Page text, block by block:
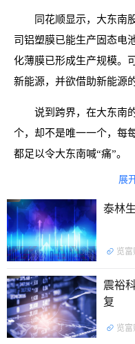
同花顺显示，大东南
司铝塑膜已能生产固态电
化薄膜已形成生产规模。
新能源，并欲借助新能源
说到跨界，在大东南
个，却不是唯一一个，每
都足以令大东南喊“痛”。
展
泰林
览富
震裕
复
览富